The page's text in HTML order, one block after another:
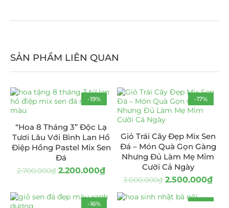
SẢN PHẨM LIÊN QUAN
-19%
“Hoa 8 Tháng 3” Độc Lạ
Tươi Lâu Với Bình Lan Hồ
Điệp Hồng Pastel Mix Sen
Đá
2.700.000₫ 2.200.000₫
-17%
Giỏ Trái Cây Đẹp Mix Sen
Đá – Món Quà Gọn Gàng
Nhưng Đủ Làm Mẹ Mỉm
Cười Cả Ngày
3.000.000₫ 2.500.000₫
-16%
-18%